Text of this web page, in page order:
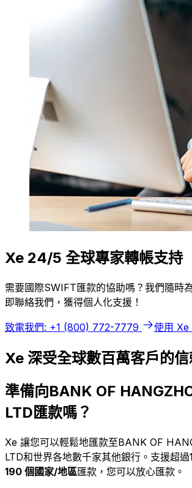
Xe 24/5 全球專家轉帳支持
需要國際SWIFT匯款的協助嗎？我們隨時
即聯絡我們，獲得個人化支援！
致電我們: +1 (800) 772-7779 使用 Xe
Xe 深受全球數百萬客戶的
準備向BANK OF
LTD匯款嗎？
Xe 讓您可以輕鬆地匯款至BANK OF
LTD和世界各地數千家其他銀行。支援超過
190 個國家/地區匯款，您可以放心匯款。